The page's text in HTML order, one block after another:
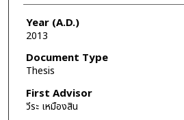
Year (A.D.)
2013
Document Type
Thesis
First Advisor
วีระ เหมืองสิน